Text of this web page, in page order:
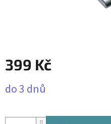
399 Kč
cena:
do 3 dnů